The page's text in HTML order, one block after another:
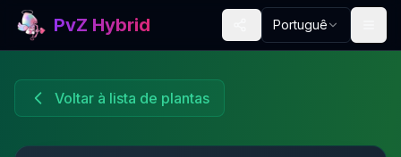
PvZ Hybrid Português
Voltar à lista de plantas